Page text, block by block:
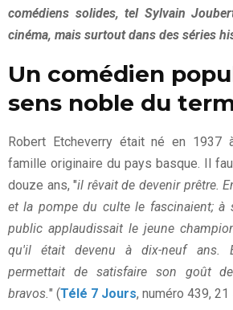
comédiens solides, tel Sylvain
cinéma, mais surtout dans des séries
Un comédien
sens noble du
Robert Etcheverry était né en 1937
famille originaire du pays basque. Il
douze ans, "il rêvait de devenir prêtre.
et la pompe du culte le fascinaient; à
public applaudissait le jeune
qu'il était devenu à dix-neuf ans.
permettait de satisfaire son goût
bravos. " (Télé 7 Jours, numéro 439,